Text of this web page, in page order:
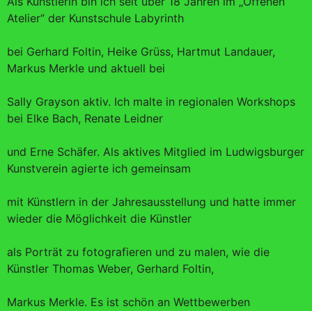
Atelier“ der Kunstschule Labyrinth
bei Gerhard Foltin, Heike Grüss, Hartmut Landauer,
Markus Merkle und aktuell bei
Sally Grayson aktiv. Ich malte in regionalen Workshops
bei Elke Bach, Renate Leidner
und Erne Schäfer. Als aktives Mitglied im Ludwigsburger
Kunstverein agierte ich gemeinsam
mit Künstlern in der Jahresausstellung und hatte immer
wieder die Möglichkeit die Künstler
als Porträt zu fotografieren und zu malen, wie die
Künstler Thomas Weber, Gerhard Foltin,
Markus Merkle. Es ist schön an Wettbewerben